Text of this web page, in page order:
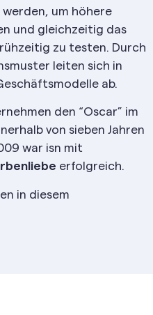
um höhere
und gleichzeitig das
zu testen. Durch
leiten sich in
ab.
den “Oscar” im
von sieben Jahren
war isn mit
erfolgreich.
in diesem